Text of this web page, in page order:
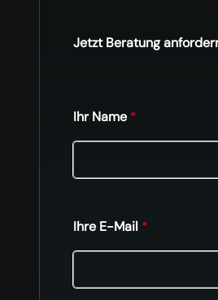
Jetzt Beratung
Ihr Name *
Ihre E-Mail *